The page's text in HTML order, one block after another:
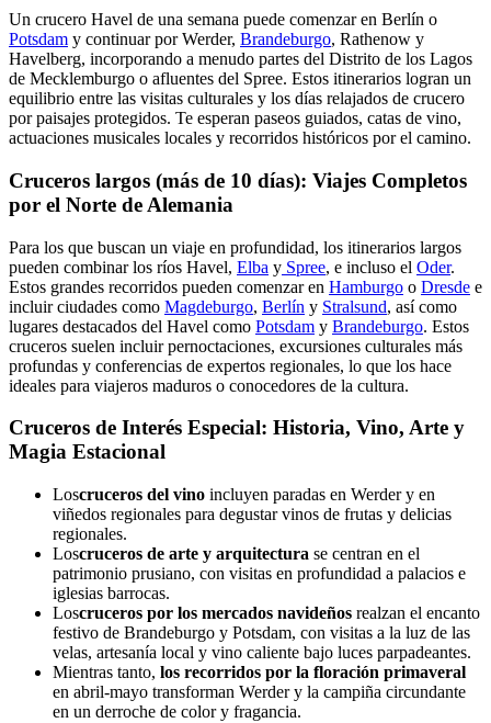
Un crucero Havel de una semana puede comenzar en Berlín o
Potsdam y continuar por Werder, Brandeburgo, Rathenow y
Havelberg, incorporando a menudo partes del Distrito de los Lagos
de Mecklemburgo o afluentes del Spree. Estos itinerarios logran un
equilibrio entre las visitas culturales y los días relajados de crucero
por paisajes protegidos. Te esperan paseos guiados, catas de vino,
actuaciones musicales locales y recorridos históricos por el camino.
Cruceros largos (más de 10 días): Viajes Completos
por el Norte de Alemania
Para los que buscan un viaje en profundidad, los itinerarios largos
pueden combinar los ríos Havel, Elba y Spree, e incluso el Oder.
Estos grandes recorridos pueden comenzar en Hamburgo o Dresde e
incluir ciudades como Magdeburgo, Berlín y Stralsund, así como
lugares destacados del Havel como Potsdam y Brandeburgo. Estos
cruceros suelen incluir pernoctaciones, excursiones culturales más
profundas y conferencias de expertos regionales, lo que los hace
ideales para viajeros maduros o conocedores de la cultura.
Cruceros de Interés Especial: Historia, Vino, Arte y
Magia Estacional
Loscruceros del vino incluyen paradas en Werder y en
viñedos regionales para degustar vinos de frutas y delicias
regionales.
Loscruceros de arte y arquitectura se centran en el
patrimonio prusiano, con visitas en profundidad a palacios e
iglesias barrocas.
Loscruceros por los mercados navideños realzan el encanto
festivo de Brandeburgo y Potsdam, con visitas a la luz de las
velas, artesanía local y vino caliente bajo luces parpadeantes.
Mientras tanto, los recorridos por la floración primaveral
en abril-mayo transforman Werder y la campiña circundante
en un derroche de color y fragancia.